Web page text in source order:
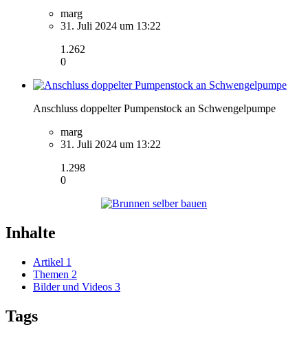
marg
31. Juli 2024 um 13:22
1.262
0
Anschluss doppelter Pumpenstock an Schwengelpumpe
marg
31. Juli 2024 um 13:22
1.298
0
Inhalte
Artikel 1
Themen 2
Bilder und Videos 3
Tags